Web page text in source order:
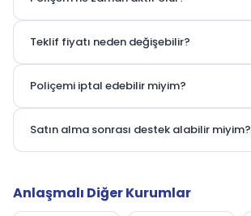
Teklif fiyatı neden değişebilir?
Poliçemi iptal edebilir miyim?
Satın alma sonrası destek alabilir miyim?
Anlaşmalı Diğer Kurumlar